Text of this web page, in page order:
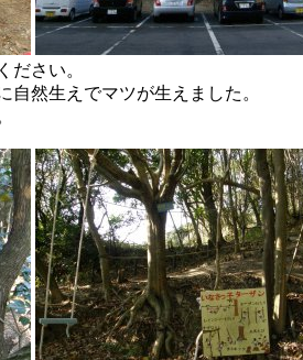
ださい。
自然生えでマツが生えました。